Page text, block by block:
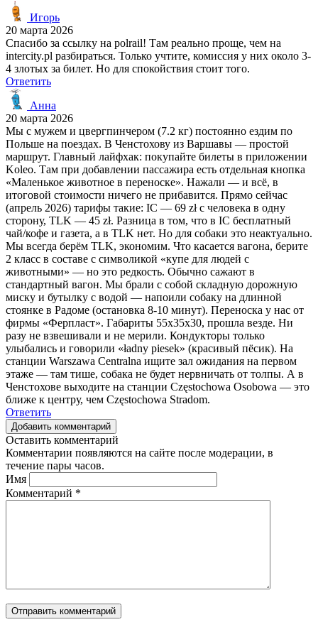
Игорь
20 марта 2026
Спасибо за ссылку на polrail! Там реально проще, чем на
intercity.pl разбираться. Только учтите, комиссия у них около 3-
4 злотых за билет. Но для спокойствия стоит того.
Ответить
Анна
20 марта 2026
Мы с мужем и цвергпинчером (7.2 кг) постоянно ездим по
Польше на поездах. В Ченстохову из Варшавы — простой
маршрут. Главный лайфхак: покупайте билеты в приложении
Koleo. Там при добавлении пассажира есть отдельная кнопка
«Маленькое животное в переноске». Нажали — и всё, в
итоговой стоимости ничего не прибавится. Прямо сейчас
(апрель 2026) тарифы такие: IC — 69 zł с человека в одну
сторону, TLK — 45 zł. Разница в том, что в IC бесплатный
чай/кофе и газета, а в TLK нет. Но для собаки это неактуально.
Мы всегда берём TLK, экономим. Что касается вагона, берите
2 класс в составе с символикой «купе для людей с
животными» — но это редкость. Обычно сажают в
стандартный вагон. Мы брали с собой складную дорожную
миску и бутылку с водой — напоили собаку на длинной
стоянке в Радоме (остановка 8-10 минут). Переноска у нас от
фирмы «Ферпласт». Габариты 55x35x30, прошла везде. Ни
разу не взвешивали и не мерили. Кондукторы только
улыбались и говорили «ładny piesek» (красивый пёсик). На
станции Warszawa Centralna ищите зал ожидания на первом
этаже — там тише, собака не будет нервничать от толпы. А в
Ченстохове выходите на станции Częstochowa Osobowa — это
ближе к центру, чем Częstochowa Stradom.
Ответить
Добавить комментарий
Оставить комментарий
Комментарии появляются на сайте после модерации, в
течение пары часов.
Имя
Комментарий *